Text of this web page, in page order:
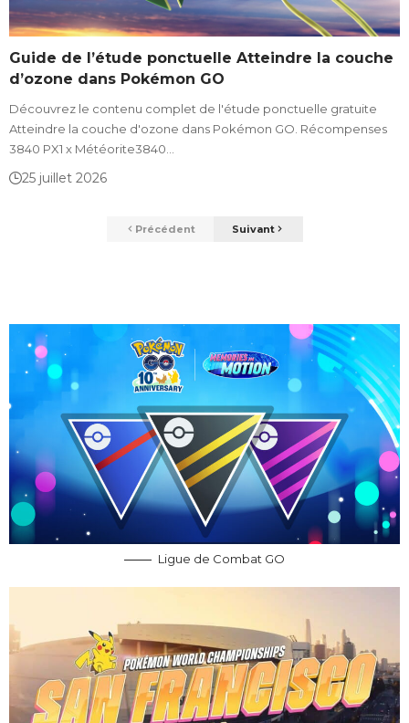
Guide de l’étude ponctuelle Atteindre la couche
d’ozone dans Pokémon GO
Découvrez le contenu complet de l'étude ponctuelle gratuite
Atteindre la couche d'ozone dans Pokémon GO. Récompenses
3840 PX1 x Météorite3840…
25 juillet 2026
Précédent Suivant
Ligue de Combat GO